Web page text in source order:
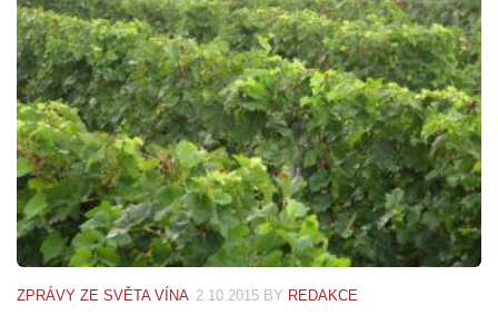
ZPRÁVY ZE SVĚTA VÍNA 2.10.2015 BY REDAKCE